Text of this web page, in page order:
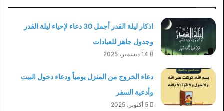
اذكار ليلة القدر أجمل 30 دعاء لإحياء ليلة القدر
وجدول جاهز للعبادات
14 ديسمبر، 2025
دعاء الخروج من المنزل يومياً ودعاء دخول البيت
وأدعية السفر
5 أكتوبر، 2025